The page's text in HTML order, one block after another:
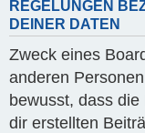
REGELUNGEN
DEINER DATEN
Zweck eines
anderen
bewusst, dass
dir erstellten